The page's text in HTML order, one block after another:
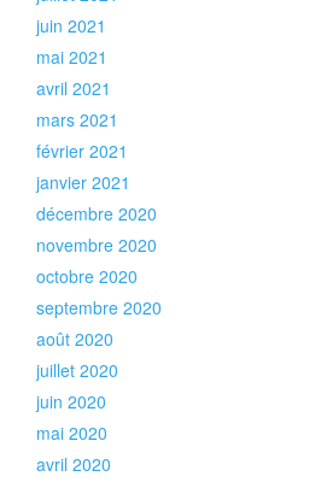
juin 2021
mai 2021
avril 2021
mars 2021
février 2021
janvier 2021
décembre 2020
novembre 2020
octobre 2020
septembre 2020
août 2020
juillet 2020
juin 2020
mai 2020
avril 2020